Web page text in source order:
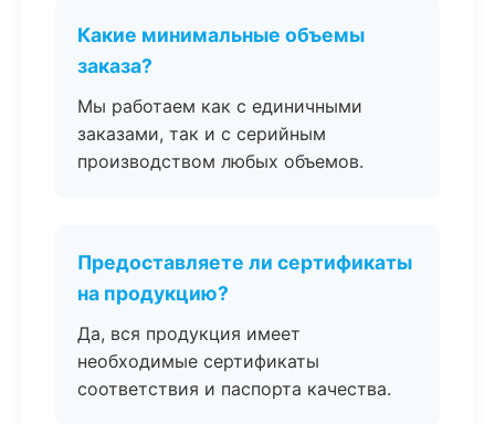
Какие минимальные объемы
заказа?
Мы работаем как с единичными
заказами, так и с серийным
производством любых объемов.
Предоставляете ли сертификаты
на продукцию?
Да, вся продукция имеет
необходимые сертификаты
соответствия и паспорта качества.